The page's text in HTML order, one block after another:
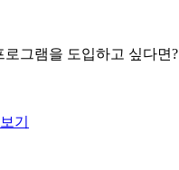
로그램을 도입하고 싶다면?
기